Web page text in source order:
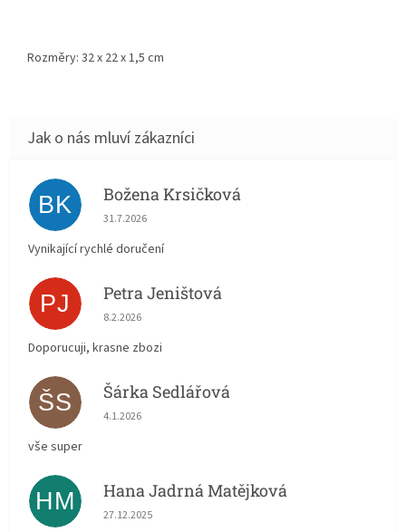
Rozměry: 32 x 22 x 1,5 cm
BK Božena Krsičková
Hodnocení obchodu je 5 z 5 hvězdiček.
31.7.2026
Vynikající rychlé doručení
PJ Petra Jeništová
Hodnocení obchodu je 5 z 5 hvězdiček.
8.2.2026
Doporucuji, krasne zbozi
ŠS Šárka Sedlářová
Hodnocení obchodu je 5 z 5 hvězdiček.
4.1.2026
vše super
HM Hana Jadrná Matějková
Hodnocení obchodu je 5 z 5 hvězdiček.
27.12.2025